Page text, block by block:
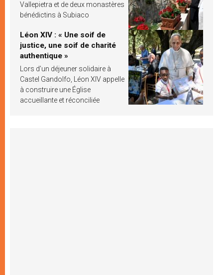
Vallepietra et de deux monastères
bénédictins à Subiaco
Léon XIV : « Une soif de
justice, une soif de charité
authentique »
Lors d’un déjeuner solidaire à
Castel Gandolfo, Léon XIV appelle
à construire une Église
accueillante et réconciliée